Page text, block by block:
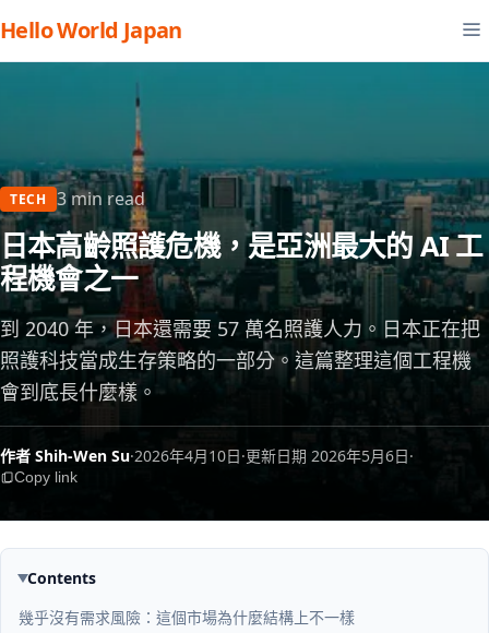
Hello World Japan
TECH 3 min read
日本高齡照護危機，是亞洲最大的 AI 工
程機會之一
到 2040 年，日本還需要 57 萬名照護人力。日本正在把
照護科技當成生存策略的一部分。這篇整理這個工程機
會到底長什麼樣。
作者 Shih-Wen Su·2026年4月10日·更新日期 2026年5月6日·
Copy link
Contents
幾乎沒有需求風險：這個市場為什麼結構上不一樣